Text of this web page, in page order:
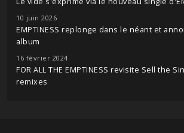
10 juin 2026
EMPTINESS replonge dans le néant et
album
16 février 2024
FOR ALL THE EMPTINESS revisite Sell the
remixes